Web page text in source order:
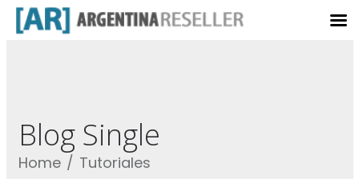
Blog Single
Home
Tutoriales